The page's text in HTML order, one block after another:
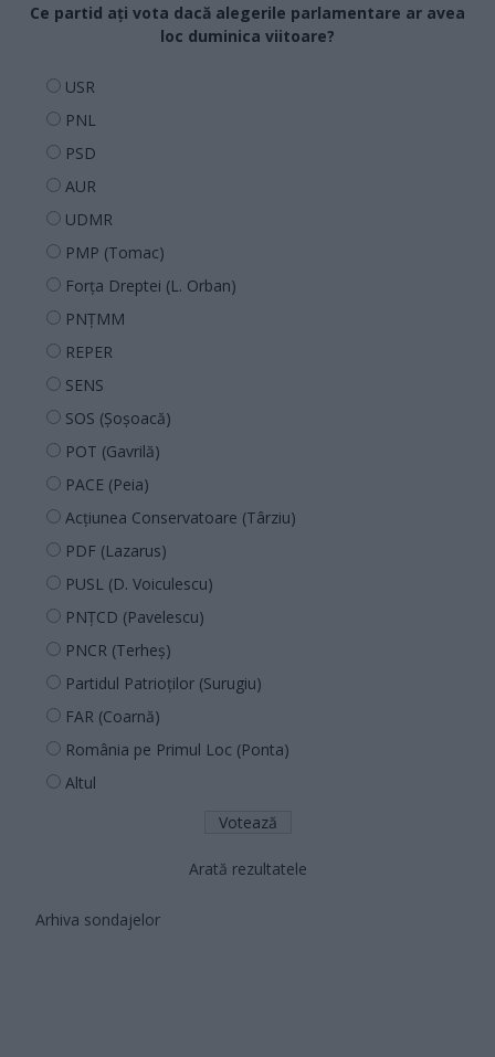
Ce partid ați vota dacă alegerile parlamentare ar avea
loc duminica viitoare?
USR
PNL
PSD
AUR
UDMR
PMP (Tomac)
Forța Dreptei (L. Orban)
PNȚMM
REPER
SENS
SOS (Șoșoacă)
POT (Gavrilă)
PACE (Peia)
Acțiunea Conservatoare (Târziu)
PDF (Lazarus)
PUSL (D. Voiculescu)
PNȚCD (Pavelescu)
PNCR (Terheș)
Partidul Patrioților (Surugiu)
FAR (Coarnă)
România pe Primul Loc (Ponta)
Altul
Arată rezultatele
Arhiva sondajelor